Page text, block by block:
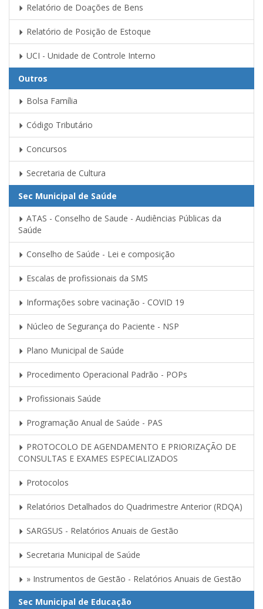
Relatório de Doações de Bens
Relatório de Posição de Estoque
UCI - Unidade de Controle Interno
Outros
Bolsa Família
Código Tributário
Concursos
Secretaria de Cultura
Sec Municipal de Saúde
ATAS - Conselho de Saude - Audiências Públicas da
Saúde
Conselho de Saúde - Lei e composição
Escalas de profissionais da SMS
Informações sobre vacinação - COVID 19
Núcleo de Segurança do Paciente - NSP
Plano Municipal de Saúde
Procedimento Operacional Padrão - POPs
Profissionais Saúde
Programação Anual de Saúde - PAS
PROTOCOLO DE AGENDAMENTO E PRIORIZAÇÃO DE
CONSULTAS E EXAMES ESPECIALIZADOS
Protocolos
Relatórios Detalhados do Quadrimestre Anterior (RDQA)
SARGSUS - Relatórios Anuais de Gestão
Secretaria Municipal de Saúde
» Instrumentos de Gestão - Relatórios Anuais de Gestão
Sec Municipal de Educação